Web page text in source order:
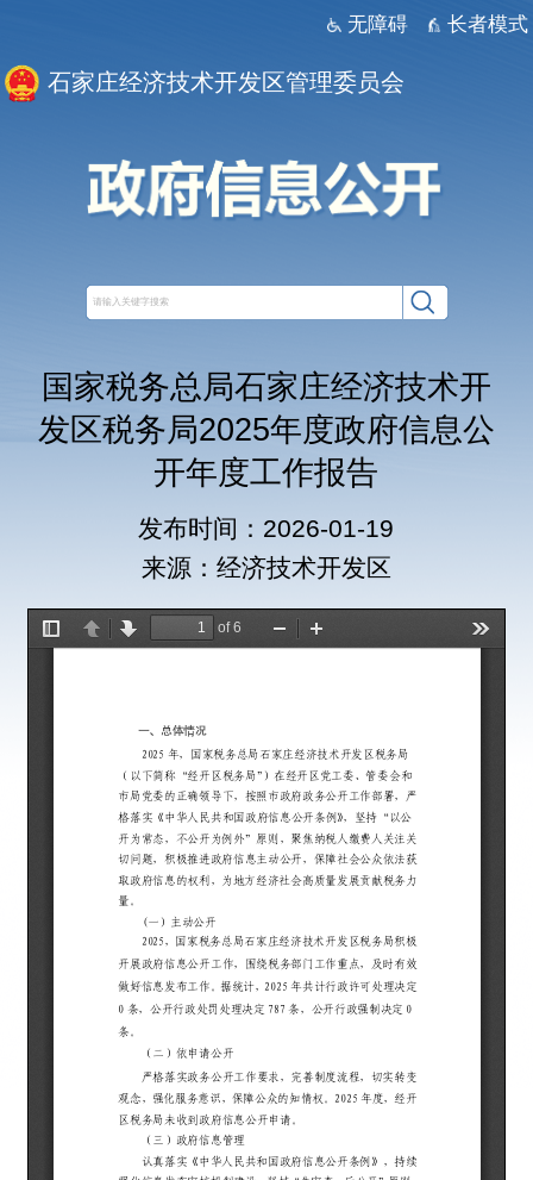
无障碍 长者模式
石家庄经济技术开发区管理委员会
国家税务总局石家庄经济技术开
发区税务局2025年度政府信息公
开年度工作报告
发布时间：2026-01-19
来源：经济技术开发区